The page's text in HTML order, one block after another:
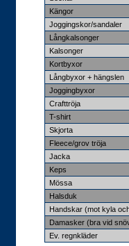
Kängor
Joggingskor/sandaler
Långkalsonger
Kalsonger
Kortbyxor
Långbyxor + hängslen
Joggingbyxor
Crafttröja
T-shirt
Skjorta
Fleece/grov tröja
Jacka
Keps
Mössa
Halsduk
Handskar (mot kyla
Damasker (bra vid
Ev. regnkläder